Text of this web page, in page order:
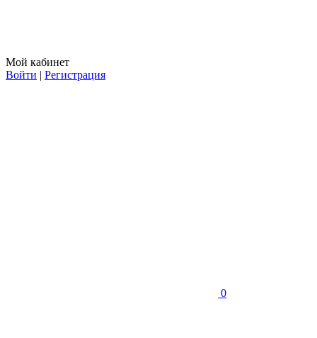
Мой кабинет
Войти | Регистрация
0